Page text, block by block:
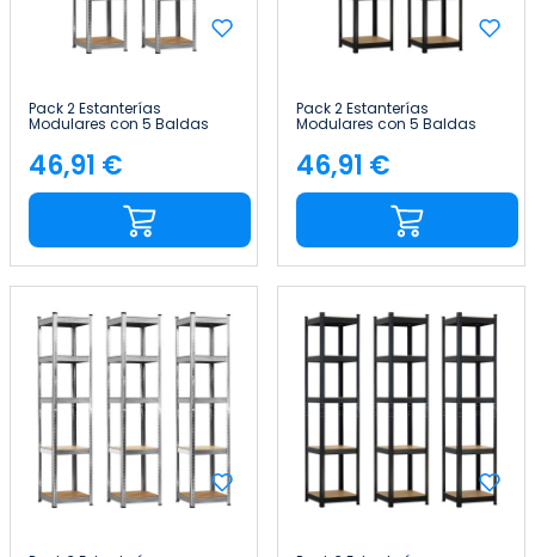
Pack 2 Estanterías
Modulares con 5 Baldas
175Kg Thinia Home
Precio
46,91 €
Pack 2 Estanterías
Modulares con 5 Baldas
175Kg Thinia Home
Precio
46,91 €